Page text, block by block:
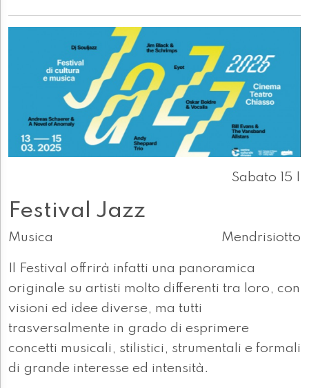
Sabato 15 |
Festival Jazz
Musica Mendrisiotto
Il Festival offrirà infatti una panoramica
originale su artisti molto differenti tra loro, con
visioni ed idee diverse, ma tutti
trasversalmente in grado di esprimere
concetti musicali, stilistici, strumentali e formali
di grande interesse ed intensità.